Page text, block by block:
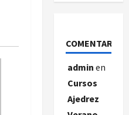
COMENTARIOS
admin en
Cursos
Ajedrez